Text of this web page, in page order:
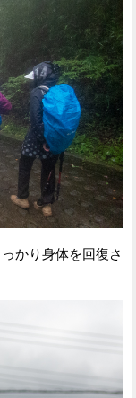
っかり身体を回復さ